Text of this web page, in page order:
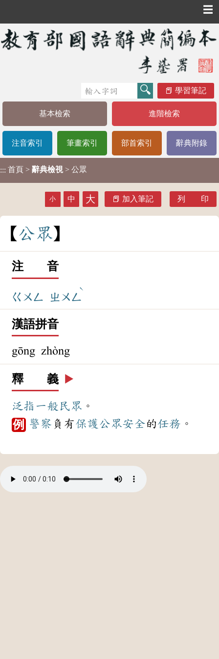
☰
學習筆記
基本檢索 進階檢索
注音索引 筆畫索引 部首索引 辭典附錄
::: 首頁 > 辭典檢視 > 公眾
小 中 大 加入筆記 列 印
公眾
注 音
ㄍㄨㄥ ㄓㄨㄥ
ˋ
漢語拼音
gōng zhòng
釋 義 ▶️
泛指 一般 民眾 。
例 警察 負有保護 公眾安全的任務 。